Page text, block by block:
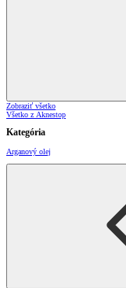
Zobraziť všetko
Všetko z Aknestop
Kategória
Arganový olej